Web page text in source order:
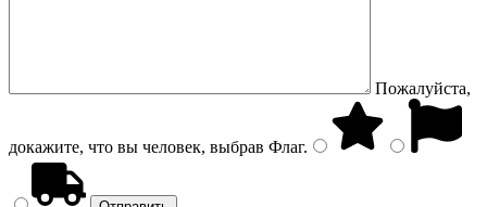
Пожалуйста,
докажите, что вы человек, выбрав Флаг.